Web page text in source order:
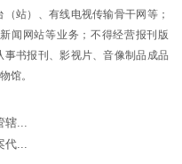
站）、有线电视传输骨干网等；
闻网站等业务；不得经营报刊版
书报刊、影视片、音像制品成品
馆。
辖...
代...